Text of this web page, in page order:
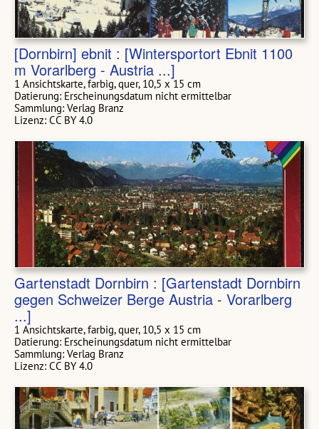
[Dornbirn] ebnit : [Wintersportort Ebnit 1100
m Vorarlberg - Austria ...]
1 Ansichtskarte, farbig, quer, 10,5 x 15 cm
Datierung: Erscheinungsdatum nicht ermittelbar
Sammlung: Verlag Branz
Lizenz: CC BY 4.0
Gartenstadt Dornbirn : [Gartenstadt Dornbirn
gegen Schweizer Berge Austria - Vorarlberg
...]
1 Ansichtskarte, farbig, quer, 10,5 x 15 cm
Datierung: Erscheinungsdatum nicht ermittelbar
Sammlung: Verlag Branz
Lizenz: CC BY 4.0